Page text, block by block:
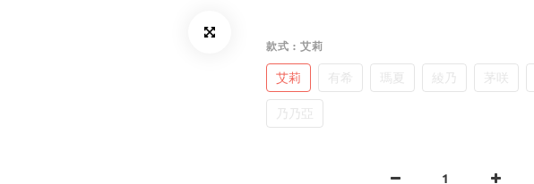
款式 : 艾莉
艾莉 有希 瑪夏 綾乃 茅咲
乃乃亞